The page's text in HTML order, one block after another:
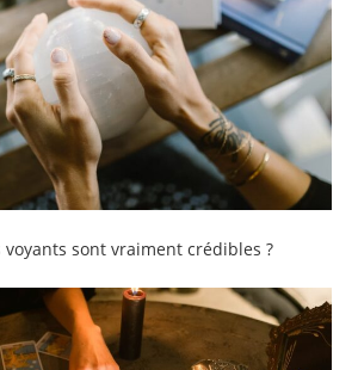
sont vraiment crédibles ?